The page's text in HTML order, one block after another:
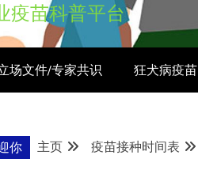
疫苗科普平台
场文件/专家共识 狂犬病疫苗
你 主页 疫苗接种时间表